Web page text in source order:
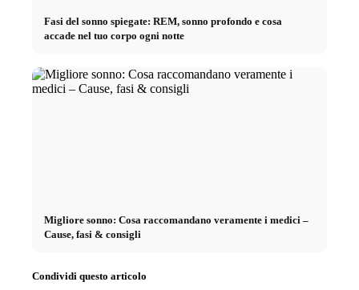
Fasi del sonno spiegate: REM, sonno profondo e cosa
accade nel tuo corpo ogni notte
Migliore sonno: Cosa raccomandano veramente i medici –
Cause, fasi & consigli
Condividi questo articolo